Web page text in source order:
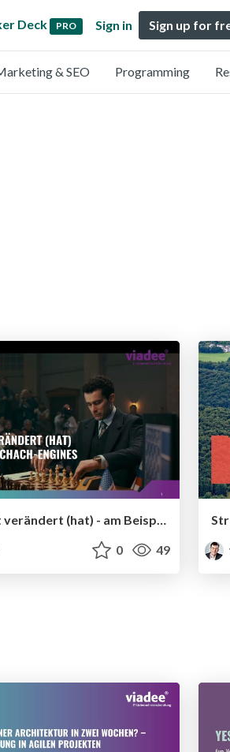
Deck PRO Sign in Sign up for
& SEO Programming
Wie KI die Welt verändert (hat) - am Beispiel Schach
0 49